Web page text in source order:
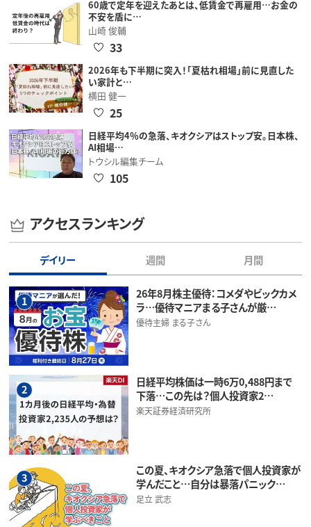
60歳で定年を迎えたあとは、低賃金で再雇用…お金の
不安を盾に…
山崎 俊輔
33
2026年も下半期に突入！「夏枯れ相場」前に見直した
い家計と…
横田 健一
25
日経平均4％の急落、キオクシアはストップ安。日本株、
AI相場…
トウシル編集チーム
105
アクセスランキング
デイリー 週間 月間
1
26年8月株主優待：コメダやビックカメ
ラ…優待マニアまる子さんが厳…
優待主婦 まる子さん
2
日経平均株価は一時6万0,488円まで
下落…この先は？個人投資家2…
楽天証券経済研究所
3
この夏、キオクシア急落で個人投資家が
学んだこと…自分は暴落パニック…
足立 武志